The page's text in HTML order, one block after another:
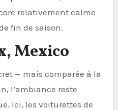
relativement calme
fin de saison.
Mexico
— mais comparée à la
l’ambiance reste
Ici, les voiturettes de